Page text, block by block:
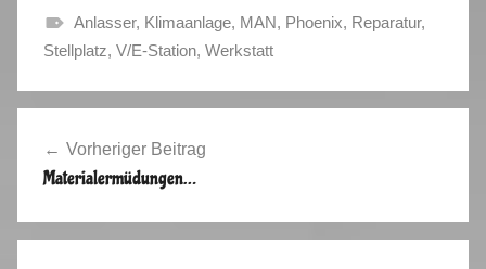
H
r
t
i
Anlasser, Klimaanlage, MAN, Phoenix, Reparatur,
Stellplatz, V/E-Station, Werkstatt
Vorheriger Beitrag
Materialermüdungen…